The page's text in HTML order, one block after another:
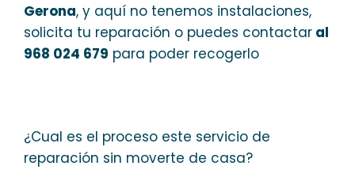
Gerona, y aquí no tenemos instalaciones,
solicita tu reparación o puedes contactar al
968 024 679 para poder recogerlo
¿Cual es el proceso este servicio de
reparación sin moverte de casa?